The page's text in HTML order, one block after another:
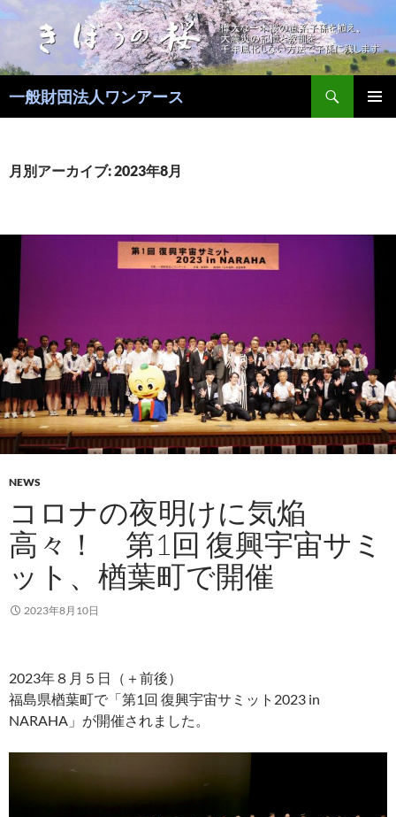
コ
ン
ツ
へ
ッ
一般財団法人ワンアース
月別アーカイブ: 2023年8月
NEWS
コロナの夜明けに気焔
高々！ 第1回 復興宇宙サミ
ット、楢葉町で開催
2023年8月10日
2023年８月５日（＋前後）
福島県楢葉町で「第1回 復興宇宙サミット2023 in
NARAHA」が開催されました。